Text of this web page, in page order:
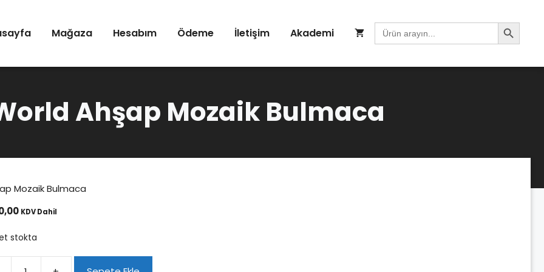
Mağaza Hesabım Ödeme İletişim Akademi Search
for:
Search Button
Ahşap Mozaik Bulmaca
Mozaik Bulmaca
KDV Dahil
stokta